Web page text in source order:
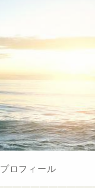
プロフィール